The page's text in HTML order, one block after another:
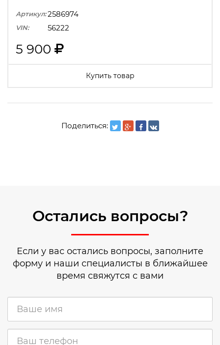
Артикул:2586974
VIN: 56222
5 900
Купить товар
Поделиться:
Остались вопросы?
Если у вас остались вопросы, заполните
форму и наши специалисты в ближайшее
время свяжутся с вами